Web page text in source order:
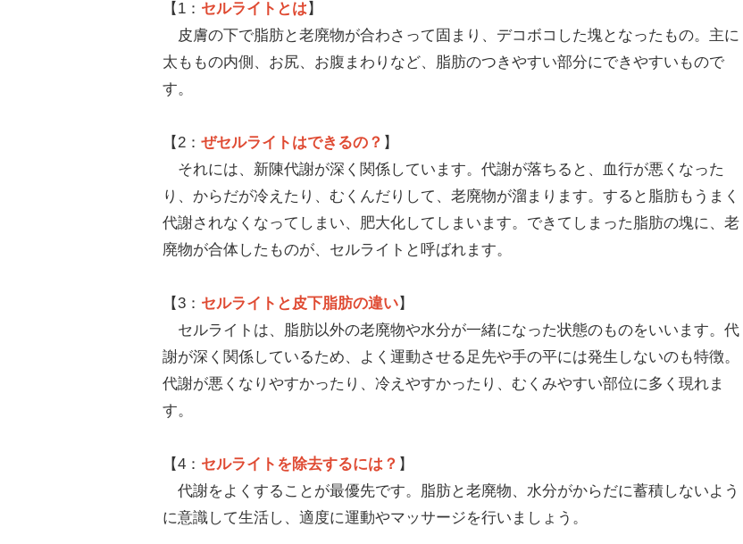
【1： セルライトとは】
皮膚の下で脂肪と老廃物が合わさって固まり、デコボコした塊となったもの。主に
太ももの内側、お尻、お腹まわりなど、脂肪のつきやすい部分にできやすいもので
す。
【2： ぜセルライトはできるの？ 】
それには、新陳代謝が深く関係しています。代謝が落ちると、血行が悪くなった
り、からだが冷えたり、むくんだりして、老廃物が溜まります。すると脂肪もうまく
代謝されなくなってしまい、肥大化してしまいます。できてしまった脂肪の塊に、老
廃物が合体したものが、セルライトと呼ばれます。
【3： セルライトと皮下脂肪の違い】
セルライトは、脂肪以外の老廃物や水分が一緒になった状態のものをいいます。代
謝が深く関係しているため、よく運動させる足先や手の平には発生しないのも特徴。
代謝が悪くなりやすかったり、冷えやすかったり、むくみやすい部位に多く現れま
す。
【4： セルライトを除去するには？ 】
代謝をよくすることが最優先です。脂肪と老廃物、水分がからだに蓄積しないよう
に意識して生活し、適度に運動やマッサージを行いましょう。